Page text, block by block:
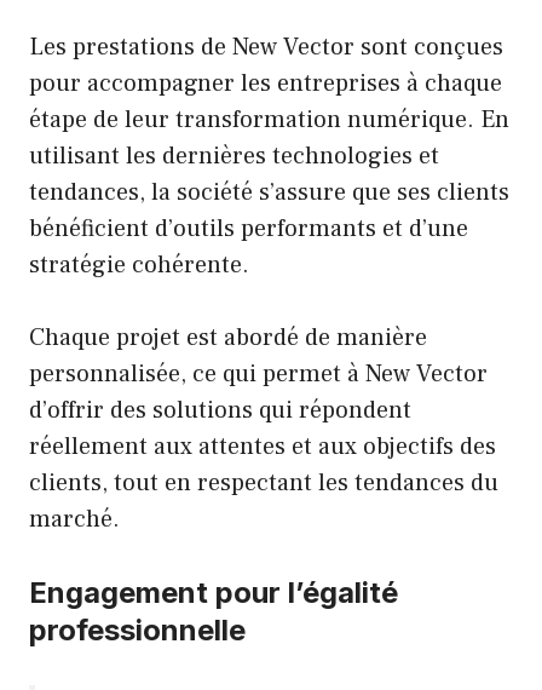
Les prestations de New Vector sont conçues
pour accompagner les entreprises à chaque
étape de leur transformation numérique. En
utilisant les dernières technologies et
tendances, la société s’assure que ses clients
bénéficient d’outils performants et d’une
stratégie cohérente.
Chaque projet est abordé de manière
personnalisée, ce qui permet à New Vector
d’offrir des solutions qui répondent
réellement aux attentes et aux objectifs des
clients, tout en respectant les tendances du
marché.
Engagement pour l’égalité
professionnelle